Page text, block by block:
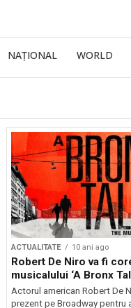
NAȚIONAL WORLD
ACTUALITATE 10 ani ago
Robert De Niro va fi
musicalului ‘A Bronx
Actorul american Robert De
prezent pe Broadway pentru